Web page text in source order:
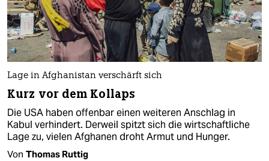
Lage in Afghanistan verschärft sich
Kurz vor dem Kollaps
Die USA haben offenbar einen weiteren Anschlag in
Kabul verhindert. Derweil spitzt sich die wirtschaftliche
Lage zu, vielen Afghanen droht Armut und Hunger.
Von Thomas Ruttig